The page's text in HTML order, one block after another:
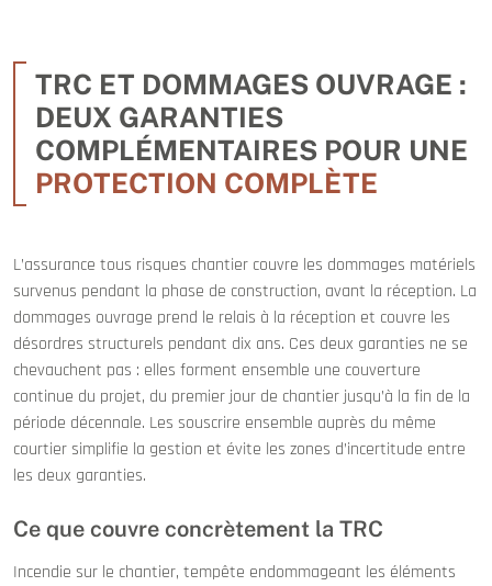
TRC ET DOMMAGES OUVRAGE :
DEUX GARANTIES
COMPLÉMENTAIRES POUR UNE
PROTECTION COMPLÈTE
L’assurance tous risques chantier couvre les dommages matériels
survenus pendant la phase de construction, avant la réception. La
dommages ouvrage prend le relais à la réception et couvre les
désordres structurels pendant dix ans. Ces deux garanties ne se
chevauchent pas : elles forment ensemble une couverture
continue du projet, du premier jour de chantier jusqu’à la fin de la
période décennale. Les souscrire ensemble auprès du même
courtier simplifie la gestion et évite les zones d’incertitude entre
les deux garanties.
Ce que couvre concrètement la TRC
Incendie sur le chantier, tempête endommageant les éléments